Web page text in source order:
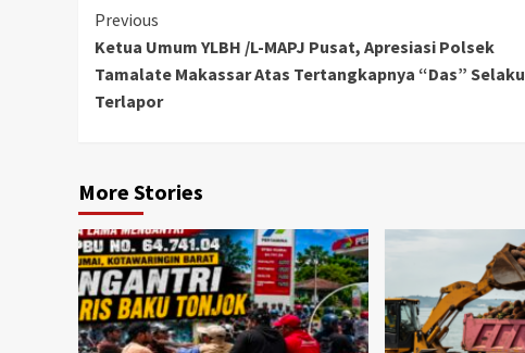
Continue
Reading
Previous
Ketua Umum YLBH /L-MAPJ Pusat, Apresiasi Polsek
Tamalate Makassar Atas Tertangkapnya “Das” Selaku
Terlapor
More Stories